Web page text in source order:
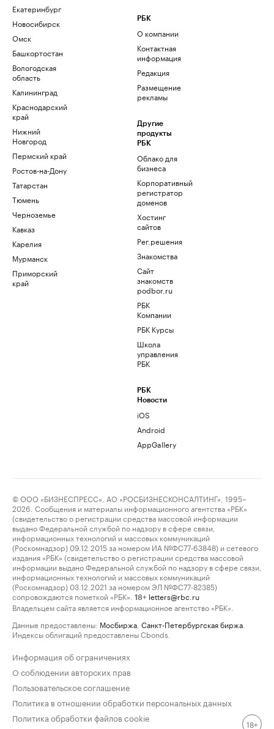
Екатеринбург
Новосибирск
Омск
Башкортостан
Вологодская
область
Калининград
Краснодарский
край
Нижний
Новгород
Пермский край
Ростов-на-Дону
Татарстан
Тюмень
Черноземье
Кавказ
Карелия
Мурманск
Приморский
край
РБК
О компании
Контактная
информация
Редакция
Размещение
рекламы
Другие
продукты
РБК
Облако для
бизнеса
Корпоративный
регистратор
доменов
Хостинг
сайтов
Рег.решения
Знакомства
Сайт
знакомств
podbor.ru
РБК
Компании
РБК Курсы
Школа
управления
РБК
РБК
Новости
iOS
Android
AppGallery
© ООО «БИЗНЕСПРЕСС», АО «РОСБИЗНЕСКОНСАЛТИНГ», 1995–
2026. Сообщения и материалы информационного агентства «РБК»
(свидетельство о регистрации средства массовой информации
выдано Федеральной службой по надзору в сфере связи,
информационных технологий и массовых коммуникаций
(Роскомнадзор) 09.12.2015 за номером ИА №ФС77-63848) и сетевого
издания «РБК» (свидетельство о регистрации средства массовой
информации выдано Федеральной службой по надзору в сфере связи,
информационных технологий и массовых коммуникаций
(Роскомнадзор) 03.12.2021 за номером ЭЛ №ФС77-82385)
сопровождаются пометкой «РБК».
18+ letters@rbc.ru
Владельцем сайта является информационное агентство «РБК».
Данные предоставлены: Мосбиржа Санкт-Петербургская биржа
Индексы облигаций предоставлены Cbonds.
Информация об ограничениях
О соблюдении авторских прав
Пользовательское соглашение
Политика в отношении обработки персональных данных
Политика обработки файлов cookie
18+